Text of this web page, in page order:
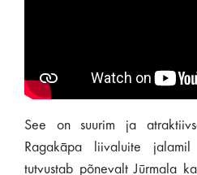
See on suurim ja
Ragakāpa liivaluite jalamil
tutvustab põnevalt Jūrmala